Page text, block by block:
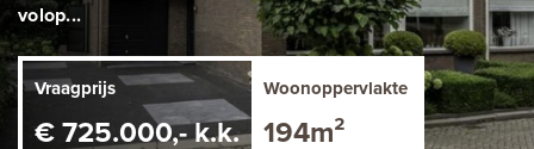
volop...
Vraagprijs
€ 725.000,- k.k.
Woonoppervlakte
194m²